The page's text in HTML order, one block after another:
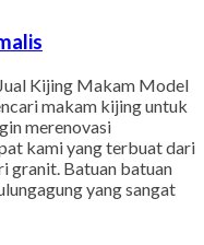
Kijing Makam Model
makam kijing untuk
merenovasi
kami yang terbuat dari
granit. Batuan batuan
yang sangat